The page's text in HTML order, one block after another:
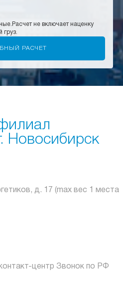
Расчет не включает наценку
груз.
Новосибирск
д. 17 (max вес 1 места
центр Звонок по РФ